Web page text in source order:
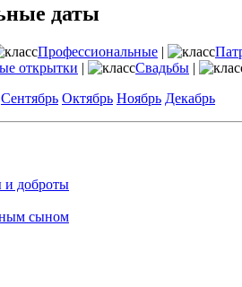
даты
Профессиональные |
открытки | Свадьбы |
Сентябрь Октябрь Ноябрь Декабрь
и доброты
сыном